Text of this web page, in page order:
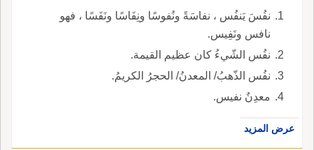
نفُسَ يَنفُس ، نفاسَةً ونُفوسًا ونِفَاسًا ونَفَسًا ، فهو
نافس ونَفِيس.
نفُس الشّيءُ كان عظيم القيمة.
نفُس الذّهبُ/ المعدنُ/ الحجرُ الكريمُ.
معدِنٌ نفيس.
عرض المزيد